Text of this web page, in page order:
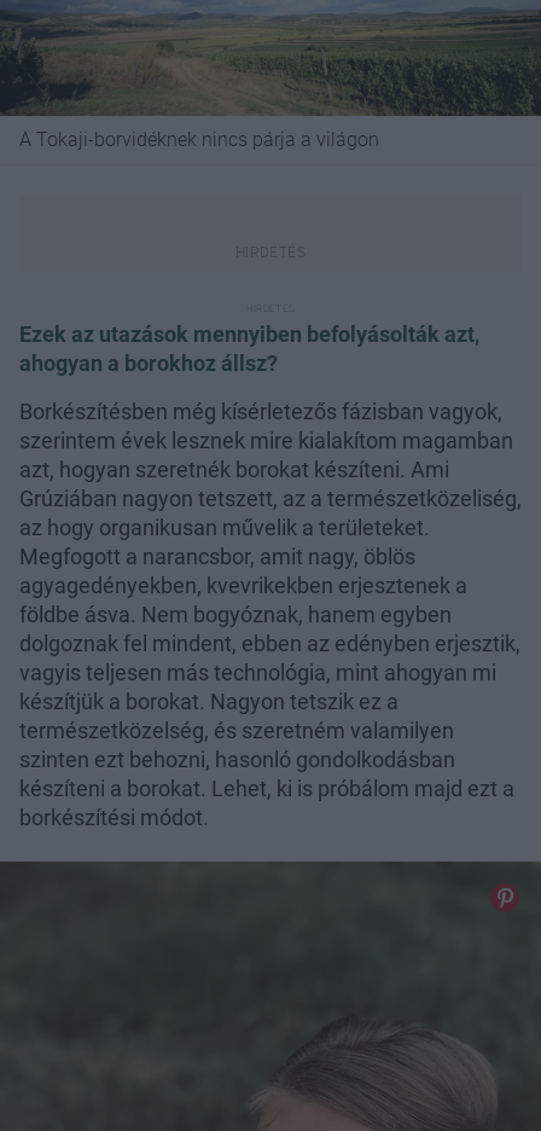
A Tokaji-borvidéknek nincs párja a világon
Ezek az utazások mennyiben befolyásolták azt,
ahogyan a borokhoz állsz?
Borkészítésben még kísérletezős fázisban vagyok,
szerintem évek lesznek mire kialakítom magamban
azt, hogyan szeretnék borokat készíteni. Ami
Grúziában nagyon tetszett, az a természetközeliség,
az hogy organikusan művelik a területeket.
Megfogott a narancsbor, amit nagy, öblös
agyagedényekben, kvevrikekben erjesztenek a
földbe ásva. Nem bogyóznak, hanem egyben
dolgoznak fel mindent, ebben az edényben erjesztik,
vagyis teljesen más technológia, mint ahogyan mi
készítjük a borokat. Nagyon tetszik ez a
természetközelség, és szeretném valamilyen
szinten ezt behozni, hasonló gondolkodásban
készíteni a borokat. Lehet, ki is próbálom majd ezt a
borkészítési módot.